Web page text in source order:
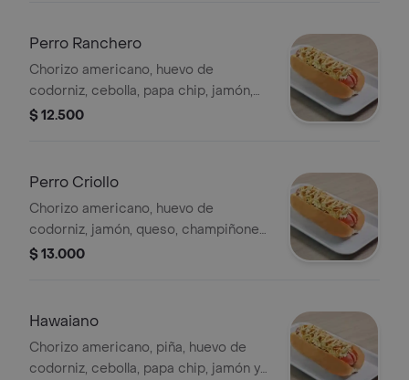
Perro Ranchero
Chorizo americano, huevo de
codorniz, cebolla, papa chip, jamón,
queso, carne pollo y tocineta.
$ 12.500
Perro Criollo
Chorizo americano, huevo de
codorniz, jamón, queso, champiñones
tocineta, maíz tierno
$ 13.000
Hawaiano
Chorizo americano, piña, huevo de
codorniz, cebolla, papa chip, jamón y